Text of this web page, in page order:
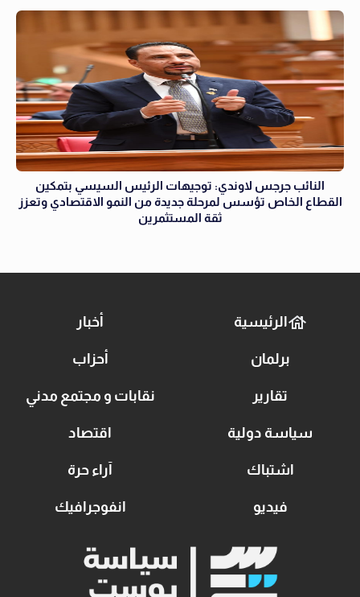
النائب جرجس لاوندي: توجيهات الرئيس السيسي بتمكين
القطاع الخاص تؤسس لمرحلة جديدة من النمو الاقتصادي وتعزز
ثقة المستثمرين
الرئيسية أخبار
برلمان أحزاب
تقارير نقابات و مجتمع مدني
سياسة دولية اقتصاد
اشتباك آراء حرة
فيديو انفوجرافيك